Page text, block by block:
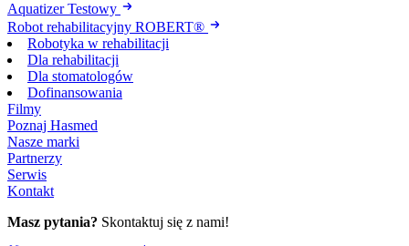
Aquatizer Testowy
Robot rehabilitacyjny ROBERT®
Robotyka w rehabilitacji
Dla rehabilitacji
Dla stomatologów
Dofinansowania
Filmy
Poznaj Hasmed
Nasze marki
Partnerzy
Serwis
Kontakt
Masz pytania? Skontaktuj się z nami!